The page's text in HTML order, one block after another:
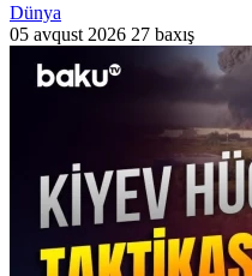
Dünya
05 avqust 2026 27 baxış